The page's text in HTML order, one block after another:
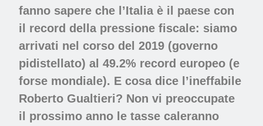
fanno sapere che l’Italia è il paese con
il record della pressione fiscale: siamo
arrivati nel corso del 2019 (governo
pidistellato) al 49.2% record europeo (e
forse mondiale). E cosa dice l’ineffabile
Roberto Gualtieri? Non vi preoccupate
il prossimo anno le tasse caleranno